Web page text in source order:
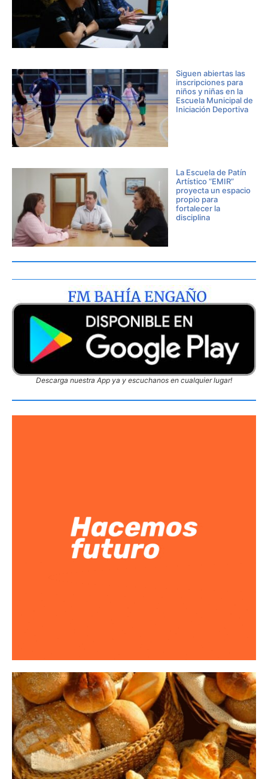
Siguen abiertas las
inscripciones para
niños y niñas en la
Escuela Municipal de
Iniciación Deportiva
La Escuela de Patín
Artístico “EMIR”
proyecta un espacio
propio para
fortalecer la
disciplina
Descarga nuestra App ya y escuchanos en cualquier lugar!